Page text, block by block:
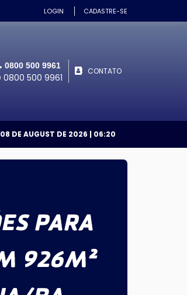
LOGIN CADASTRE-SE
0800 500 9961
0800 500 9961
CONTATO
08 DE AUGUST DE 2026 | 06:20